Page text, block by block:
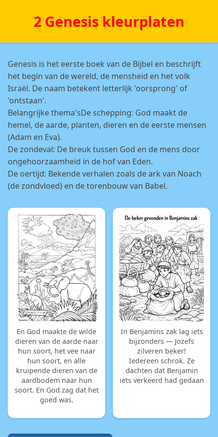
2 Genesis kleurplaten
Genesis is het eerste boek van de Bijbel en beschrijft
het begin van de wereld, de mensheid en het volk
Israël. De naam betekent letterlijk 'oorsprong' of
'ontstaan'.
Belangrijke thema'sDe schepping: God maakt de
hemel, de aarde, planten, dieren en de eerste mensen
(Adam en Eva).
De zondeval: De breuk tussen God en de mens door
ongehoorzaamheid in de hof van Eden.
De oertijd: Bekende verhalen zoals de ark van Noach
(de zondvloed) en de torenbouw van Babel.
En God maakte de wilde
dieren van de aarde naar
hun soort, het vee naar
hun soort, en alle
kruipende dieren van de
aardbodem naar hun
soort. En God zag dat het
goed was.
In Benjamins zak lag iets
bijzonders — Jozefs
zilveren beker!
Iedereen schrok. Ze
dachten dat Benjamin
iets verkeerd had gedaan